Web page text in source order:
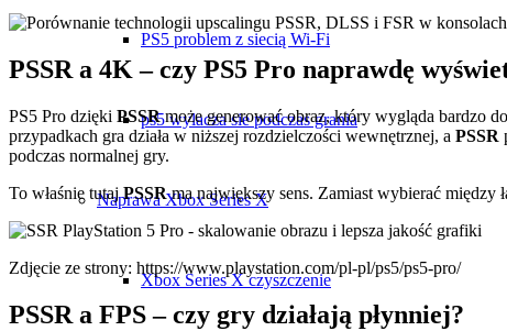
PS5 problem z siecią Wi-Fi
ps5 wylacza sie podczas grania
Naprawa Xbox Series X
Xbox Series X czyszczenie
PSSR a 4K – czy PS5 Pro naprawdę
PS5 Pro dzięki PSSRmoże generować obraz, który wygląda bardzo
przypadkach gra działa w niższej rozdzielczości wewnętrznej, a PSSR
podczas normalnej gry.
To właśnie tutajPSSRma największy sens. Zamiast wybierać między
Zdjęcie ze strony: https://www.playstation.com/pl-pl/ps5/ps5-pro/
PSSR a FPS – czy gry działają płynniej?